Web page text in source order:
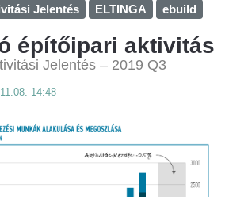
Jelentés
ELTINGA ebuild
építőipari aktivitás
Jelentés – 2019 Q3
14:48